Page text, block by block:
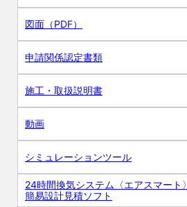
図面（PDF）
申請関係認定書類
施工・取扱説明書
動画
シミュレーションツール
24時間換気システム〈エアスマート〉
簡易設計見積ソフト